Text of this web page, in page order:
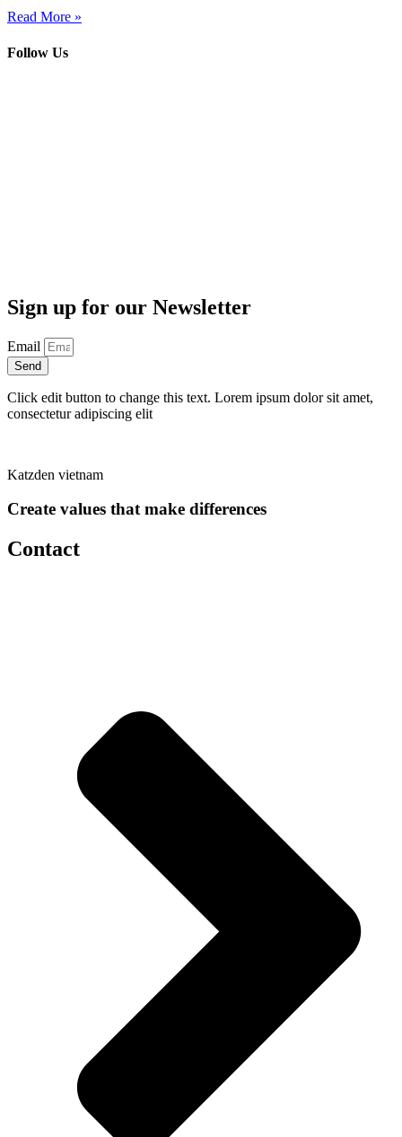
Read More »
Follow Us
Sign up for our Newsletter
Email
Send
Click edit button to change this text. Lorem ipsum dolor sit amet,
consectetur adipiscing elit
Katzden vietnam
Create values that make differences
Contact